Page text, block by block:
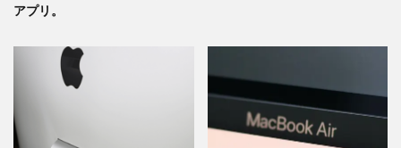
アプリ。